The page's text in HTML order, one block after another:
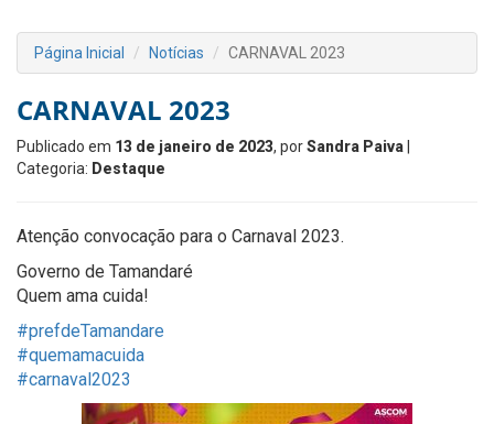
Página Inicial Notícias CARNAVAL 2023
CARNAVAL 2023
Publicado em 13 de janeiro de 2023, porSandra Paiva
Categoria: Destaque
Atenção convocação para o Carnaval 2023.
Governo de Tamandaré
Quem ama cuida!
#prefdeTamandare
#quemamacuida
#carnaval2023